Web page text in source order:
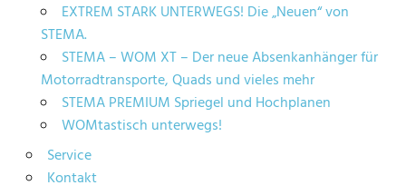
EXTREM STARK UNTERWEGS! Die „Neuen“ von
STEMA.
STEMA – WOM XT – Der neue Absenkanhänger für
Motorradtransporte, Quads und vieles mehr
STEMA PREMIUM Spriegel und Hochplanen
WOMtastisch unterwegs!
Service
Kontakt